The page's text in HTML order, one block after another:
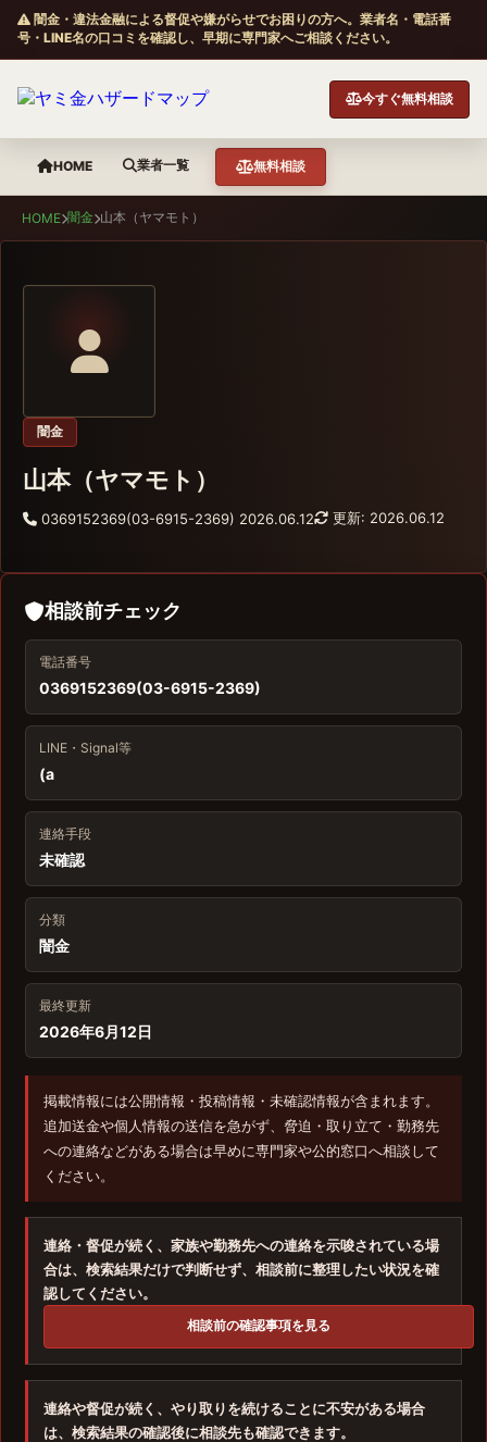
闇金・違法金融による督促や嫌がらせでお困りの方へ。業者名・電話番
号・LINE名の口コミを確認し、早期に専門家へご相談ください。
今すぐ無料相談
HOME 業者一覧 無料相談
HOME 闇金 山本（ヤマモト）
闇金
山本（ヤマモト）
0369152369(03-6915-2369) 2026.06.12 更新: 2026.06.12
相談前チェック
電話番号
0369152369(03-6915-2369)
LINE・Signal等
(a
連絡手段
未確認
分類
闇金
最終更新
2026年6月12日
掲載情報には公開情報・投稿情報・未確認情報が含まれます。
追加送金や個人情報の送信を急がず、脅迫・取り立て・勤務先
への連絡などがある場合は早めに専門家や公的窓口へ相談して
ください。
連絡・督促が続く、家族や勤務先への連絡を示唆されている場
合は、検索結果だけで判断せず、相談前に整理したい状況を確
認してください。
相談前の確認事項を見る
連絡や督促が続く、やり取りを続けることに不安がある場合
は、検索結果の確認後に相談先も確認できます。